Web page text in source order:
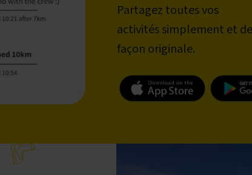
Partagez toutes vos
activités simplement et de
façon originale.